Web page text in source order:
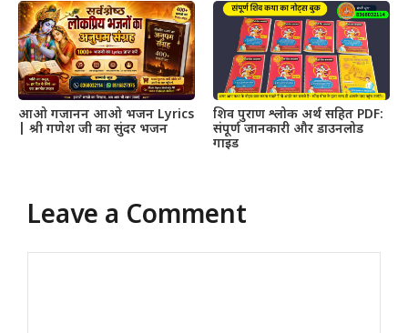
आओ गजानन आओ भजन Lyrics
| श्री गणेश जी का सुंदर भजन
शिव पुराण श्लोक अर्थ सहित PDF:
संपूर्ण जानकारी और डाउनलोड
गाइड
Leave a Comment